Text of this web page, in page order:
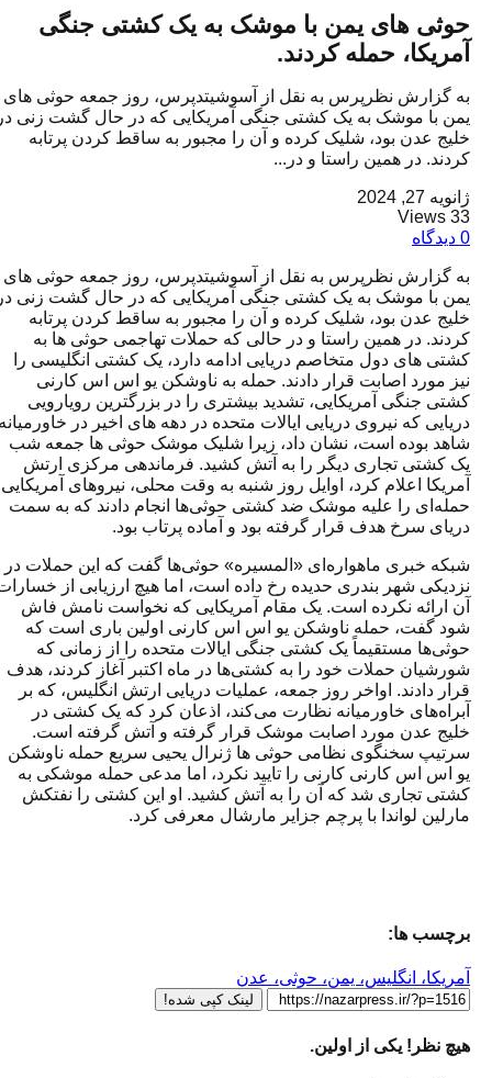
حوثی های یمن با موشک به یک کشتی جنگی
آمریکا، حمله کردند.
به گزارش نظرپرس به نقل از آسوشیتدپرس، روز جمعه حوثی های
یمن با موشک به یک کشتی جنگی آمریکایی که در حال گشت زنی در
خلیج عدن بود، شلیک کرده و آن را مجبور به ساقط کردن پرتابه
کردند. در همین راستا و در...
ژانویه 27, 2024
33 Views
به گزارش نظرپرس به نقل از آسوشیتدپرس، روز جمعه حوثی های
یمن با موشک به یک کشتی جنگی آمریکایی که در حال گشت زنی در
خلیج عدن بود، شلیک کرده و آن را مجبور به ساقط کردن پرتابه
کردند. در همین راستا و در حالی که حملات تهاجمی حوثی ها به
کشتی های دول متخاصم دریایی ادامه دارد، یک کشتی انگلیسی را
نیز مورد اصابت قرار دادند. حمله به ناوشکن یو اس اس کارنی
کشتی جنگی آمریکایی، تشدید بیشتری را در بزرگترین رویارویی
دریایی که نیروی دریایی ایالات متحده در دهه های اخیر در خاورمیانه
شاهد بوده است، نشان داد، زیرا شلیک موشک حوثی ها جمعه شب
یک کشتی تجاری دیگر را به آتش کشید. فرماندهی مرکزی ارتش
آمریکا اعلام کرد، اوایل روز شنبه به وقت محلی، نیروهای آمریکایی
حمله‌ای را علیه موشک ضد کشتی حوثی‌ها انجام دادند که به سمت
دریای سرخ هدف قرار گرفته بود و آماده پرتاب بود.
شبکه خبری ماهواره‌ای «المسیره» حوثی‌ها گفت که این حملات در
نزدیکی شهر بندری حدیده رخ داده است، اما هیچ ارزیابی از خسارات
آن ارائه نکرده است. یک مقام آمریکایی که نخواست نامش فاش
شود گفت، حمله ناوشکن یو اس اس کارنی اولین باری است که
حوثی‌ها مستقیماً یک کشتی جنگی ایالات متحده را از زمانی که
شورشیان حملات خود را به کشتی‌ها در ماه اکتبر آغاز کردند، هدف
قرار دادند. اواخر روز جمعه، عملیات دریایی ارتش انگلیس، که بر
آبراه‌های خاورمیانه نظارت می‌کند، اذعان کرد که یک کشتی در
خلیج عدن مورد اصابت موشک قرار گرفته و آتش گرفته است.
سرتیپ سخنگوی نظامی حوثی ها ژنرال یحیی سریع حمله ناوشکن
یو اس اس کارنی کارنی را تایید نکرد، اما مدعی حمله موشکی به
کشتی تجاری شد که آن را به آتش کشید. او این کشتی را نفتکش
مارلین لواندا با پرچم جزایر مارشال معرفی کرد.
برچسب ها:
آمریکا، انگلیس، یمن، حوثی، عدن
لینک کپی شده!
هیچ نظر! یکی از اولین.